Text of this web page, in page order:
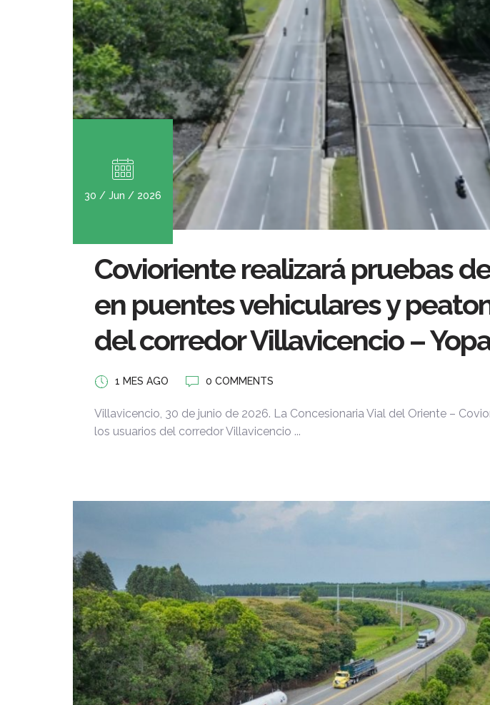
30 / Jun / 2026
Covioriente realizará pruebas
en puentes vehiculares y
del corredor Villavicencio –
1 MES AGO 0 COMMENTS
Villavicencio, 30 de junio de 2026. La Concesionaria Vial del Oriente –
los usuarios del corredor Villavicencio ...